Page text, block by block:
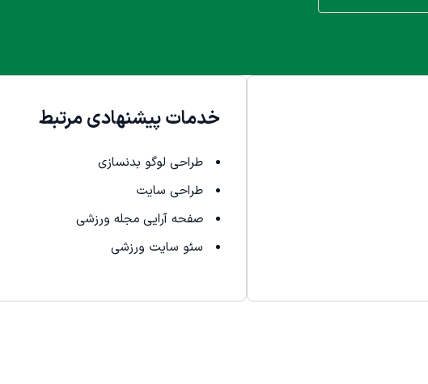
خدمات پیشنهادی مرتبط
طراحی لوگو بدنسازی
طراحی سایت
صفحه آرایی مجله ورزشی
سئو سایت ورزشی